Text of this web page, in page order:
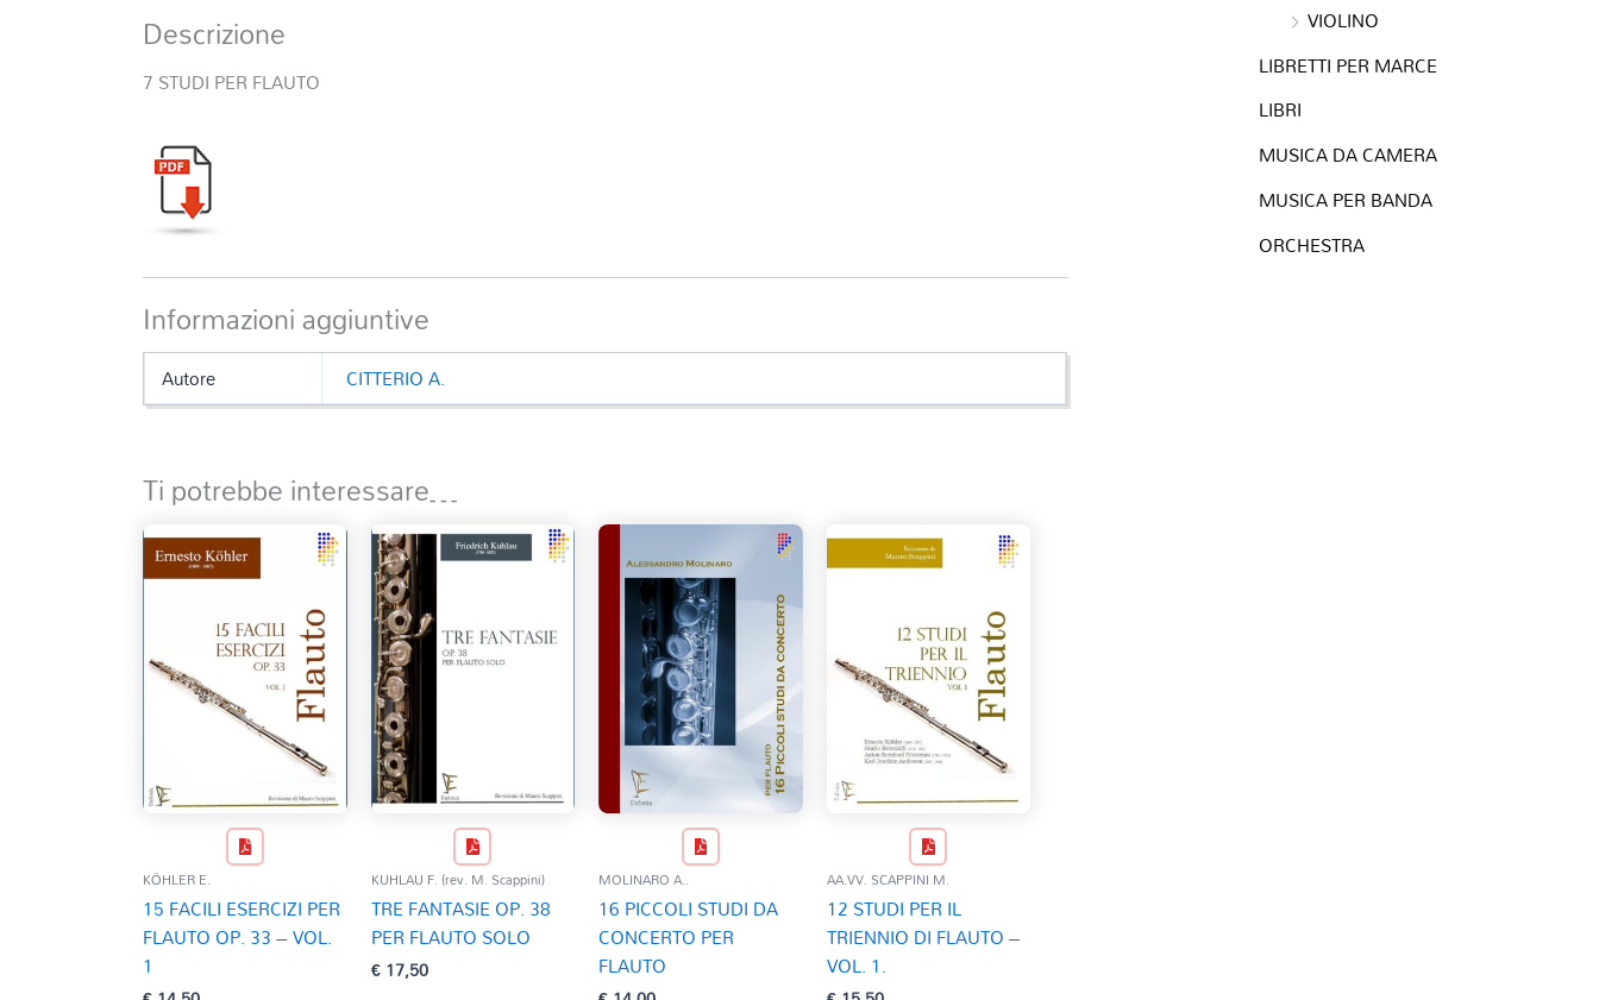
Descrizione
7 STUDI PER FLAUTO
Informazioni aggiuntive
Autore CITTERIO A.
Ti potrebbe interessare…
KÖHLER E.
15 FACILI ESERCIZI PER
FLAUTO OP. 33 – VOL.
1
KUHLAU F. (rev. M. Scappini)
TRE FANTASIE OP. 38
PER FLAUTO SOLO
€17,50
MOLINARO A..
16 PICCOLI STUDI DA
CONCERTO PER
FLAUTO
AA.VV. SCAPPINI M.
12 STUDI PER IL
TRIENNIO DI FLAUTO –
VOL. 1.
VIOLINO
LIBRETTI PER MARCE
LIBRI
MUSICA DA CAMERA
MUSICA PER BANDA
ORCHESTRA